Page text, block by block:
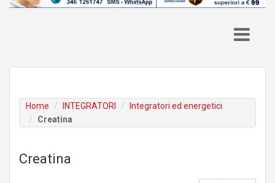
Home INTEGRATORI
Integratori ed energetici
Creatina
Creatina